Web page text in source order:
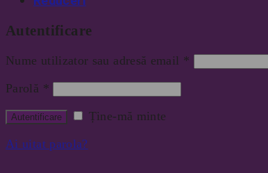
Autentificare
Nume utilizator sau adresă email *
Parolă *
Ține-mă minte
Ai uitat parola?